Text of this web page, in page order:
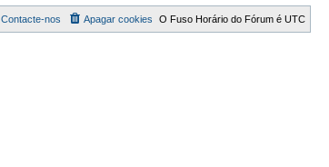
O Fuso Horário do Fórum é UTC
Apagar cookies
Contacte-nos